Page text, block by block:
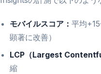
モバイルスコア： 平均
顕著に改善）
LCP（Largest
縮